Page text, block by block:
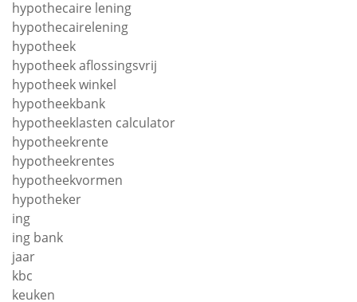
hypothecaire lening
hypothecairelening
hypotheek
hypotheek aflossingsvrij
hypotheek winkel
hypotheekbank
hypotheeklasten calculator
hypotheekrente
hypotheekrentes
hypotheekvormen
hypotheker
ing
ing bank
jaar
kbc
keuken